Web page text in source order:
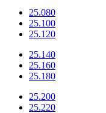
25.080
25.100
25.120
25.140
25.160
25.180
25.200
25.220